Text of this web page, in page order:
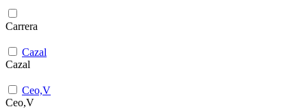
Carrera
Cazal
Cazal
Ceo,V
Ceo,V